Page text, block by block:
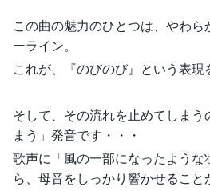
この曲の魅力のひとつは、やわ
ーライン。
これが、『のびのび』という表現
そして、その流れを止めてしま
まう」発音です・・・
歌声に「風の一部になったような
ら、母音をしっかり響かせること